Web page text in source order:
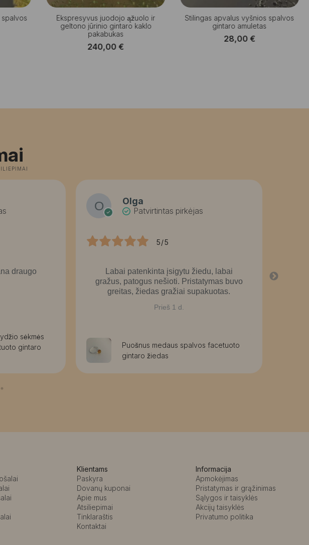
spalvos
Ekspresyvus juodojo ąžuolo ir
geltono jūrinio gintaro kaklo
pakabukas
240,00€
Stilingas apvalus vyšnios spalvos
gintaro amuletas
28,00€
draugo
sėkmės
gintaro
Olga
Patvirtintas pirkėjas
5/5
Labai patenkinta įsigytu žiedu, labai
gražus, patogus nešioti. Pristatymas buvo
greitas, žiedas gražiai supakuotas.
Prieš 1 d.
Puošnus medaus spalvos facetuoto
gintaro žiedas
Klientams
Paskyra
Dovanų kuponai
Apie mus
Atsiliepimai
Tinklaraštis
Kontaktai
Informacija
Apmokėjimas
Pristatymas ir grąžinimas
Sąlygos ir taisyklės
Akcijų taisyklės
Privatumo politika